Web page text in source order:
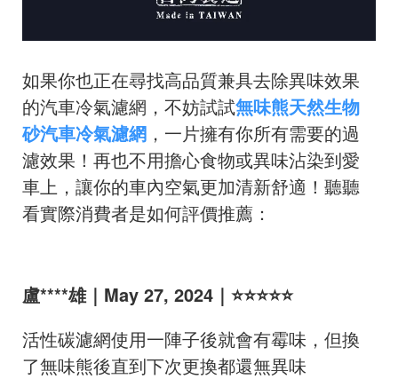
如果你也正在尋找高品質兼具去除異味效果
的汽車冷氣濾網，不妨試試無味熊天然生物
砂汽車冷氣濾網 ，一片擁有你所有需要的過
濾效果！再也不用擔心食物或異味沾染到愛
車上，讓你的車內空氣更加清新舒適！聽聽
看實際消費者是如何評價推薦：
盧****雄｜May 27, 2024｜⭐⭐⭐⭐⭐
活性碳濾網使用一陣子後就會有霉味，但換
了無味熊後直到下次更換都還無異味